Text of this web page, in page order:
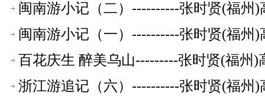
闽南游小记（二）----------张时贤(福州
闽南游小记（一）----------张时贤(福州
百花庆生 醉美乌山---------张时贤(福州)
浙江游追记（六）----------张时贤(福州